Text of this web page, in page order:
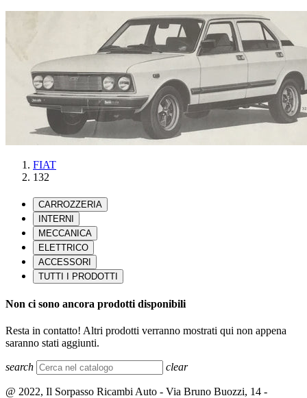
FIAT
132
Non ci sono ancora prodotti disponibili
Resta in contatto! Altri prodotti verranno mostrati qui non appena
saranno stati aggiunti.
search clear
@ 2022, Il Sorpasso Ricambi Auto - Via Bruno Buozzi, 14 -